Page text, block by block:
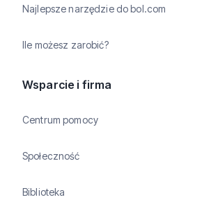
Najlepsze narzędzie do bol.com
Ile możesz zarobić?
Wsparcie i firma
Centrum pomocy
Społeczność
Biblioteka